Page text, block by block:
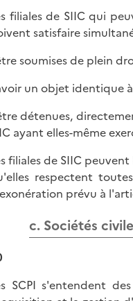
filiales de SIIC qui
satisfaire
soumises de plein
un objet identique
détenues,
ayant elles-même
filiales de SIIC
respectent
prévu à
c. Sociétés
SCPI s'entendent